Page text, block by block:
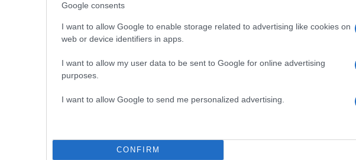
Google consents
I want to allow Google to enable storage related to advertising like cookies on
web or device identifiers in apps.
I want to allow my user data to be sent to Google for online advertising
purposes.
I want to allow Google to send me personalized advertising.
CONFIRM
Βουγονία (Bugonia)
σκηνοθετημένες ταινίες του Γιώργου Λάνθιμου, με μια θαυμάσια Έμμα